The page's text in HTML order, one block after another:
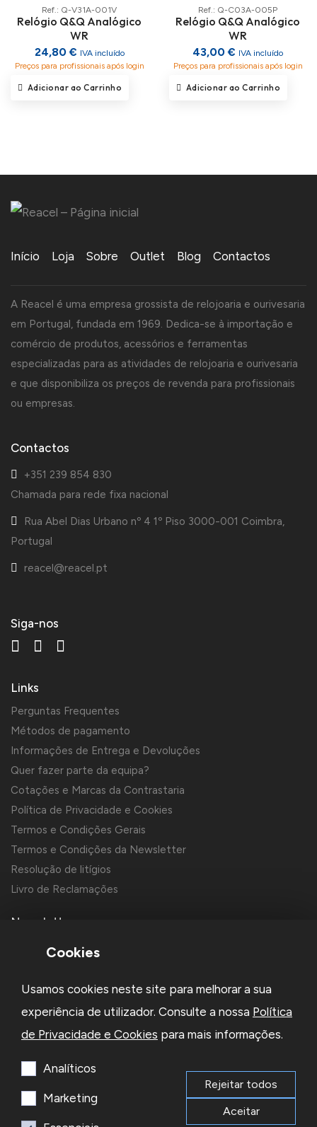
Ref.: Q-V31A-001V
Relógio Q&Q Analógico
WR
24,80 € IVA incluído
Preços para profissionais após login
Adicionar ao Carrinho
Ref.: Q-C03A-005P
Relógio Q&Q Analógico
WR
43,00 € IVA incluído
Preços para profissionais após login
Adicionar ao Carrinho
Início Loja Sobre Outlet Blog Contactos
A Reacel é uma empresa grossista de relojoaria e ourivesaria
em Portugal, fundada em 1969. Dedica-se à importação e
comércio de produtos, acessórios e ferramentas
especializadas para as atividades de relojoaria e ourivesaria
e que disponibiliza os preços de revenda para profissionais
ou empresas.
Contactos
+351 239 854 830
Chamada para rede fixa nacional
Rua Abel Dias Urbano nº 4 1º Piso 3000-001 Coimbra,
Portugal
reacel@reacel.pt
Siga-nos
Links
Perguntas Frequentes
Métodos de pagamento
Informações de Entrega e Devoluções
Quer fazer parte da equipa?
Cotações e Marcas da Contrastaria
Política de Privacidade e Cookies
Termos e Condições Gerais
Termos e Condições da Newsletter
Resolução de litígios
Livro de Reclamações
Newsletter
Li e aceito aPolítica de Privacidadee os Termos e Condições
Subscrever
Cookies
Usamos cookies neste site para melhorar a sua
experiência de utilizador. Consulte a nossa Política
de Privacidade e Cookies para mais informações.
Analíticos
Marketing
Rejeitar todos
Aceitar